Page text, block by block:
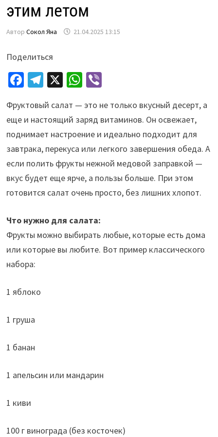
этим летом
Автор Сокол Яна 21.04.2025 13:15
Поделиться
Fa
b
o
o
k
Te
gr
a
m
X W
at
sA
p
p
Vi
er
Фруктовый салат — это не только вкусный десерт, а
еще и настоящий заряд витаминов. Он освежает,
поднимает настроение и идеально подходит для
завтрака, перекуса или легкого завершения обеда. А
если полить фрукты нежной медовой заправкой —
вкус будет еще ярче, а пользы больше. При этом
готовится салат очень просто, без лишних хлопот.
Что нужно для салата:
Фрукты можно выбирать любые, которые есть дома
или которые вы любите. Вот пример классического
набора:
1 яблоко
1 груша
1 банан
1 апельсин или мандарин
1 киви
100 г винограда (без косточек)